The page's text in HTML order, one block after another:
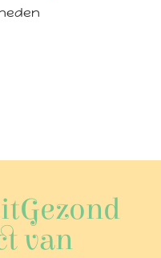
van